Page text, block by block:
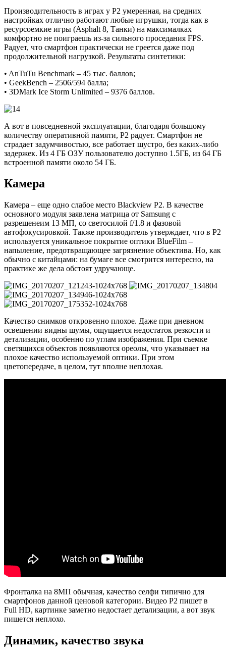
Производительность в играх у Р2 умеренная, на средних
настройках отлично работают любые игрушки, тогда как в
ресурсоемкие игры (Asphalt 8, Танки) на максималках
комфортно не поиграешь из-за сильного проседания FPS.
Радует, что смартфон практически не греется даже под
продолжительной нагрузкой. Результаты синтетики:
• AnTuTu Benchmark – 45 тыс. баллов;
• GeekBench – 2506/594 балла;
• 3DMark Ice Storm Unlimited – 9376 баллов.
А вот в повседневной эксплуатации, благодаря большому
количеству оперативной памяти, Р2 радует. Смартфон не
страдает задумчивостью, все работает шустро, без каких-либо
задержек. Из 4 ГБ ОЗУ пользователю доступно 1.5ГБ, из 64 ГБ
встроенной памяти около 54 ГБ.
Камера
Камера – еще одно слабое место Blackview P2. В качестве
основного модуля заявлена матрица от Samsung с
разрешенеим 13 МП, со светосилой f/1.8 и фазовой
автофокусировкой. Также производитель утверждает, что в Р2
используется уникальное покрытие оптики BlueFilm –
напыление, предотвращающее загрязнение объектива. Но, как
обычно с китайцами: на бумаге все смотрится интересно, на
практике же дела обстоят удручающе.
Качество снимков откровенно плохое. Даже при дневном
освещении видны шумы, ощущается недостаток резкости и
детализации, особенно по углам изображения. При съемке
светящихся объектов появляются ореолы, что указывает на
плохое качество используемой оптики. При этом
цветопередаче, в целом, тут вполне неплохая.
Фронталка на 8МП обычная, качество селфи типично для
смартфонов данной ценовой категории. Видео Р2 пишет в
Full HD, картинке заметно недостает детализации, а вот звук
пишется неплохо.
Динамик, качество звука